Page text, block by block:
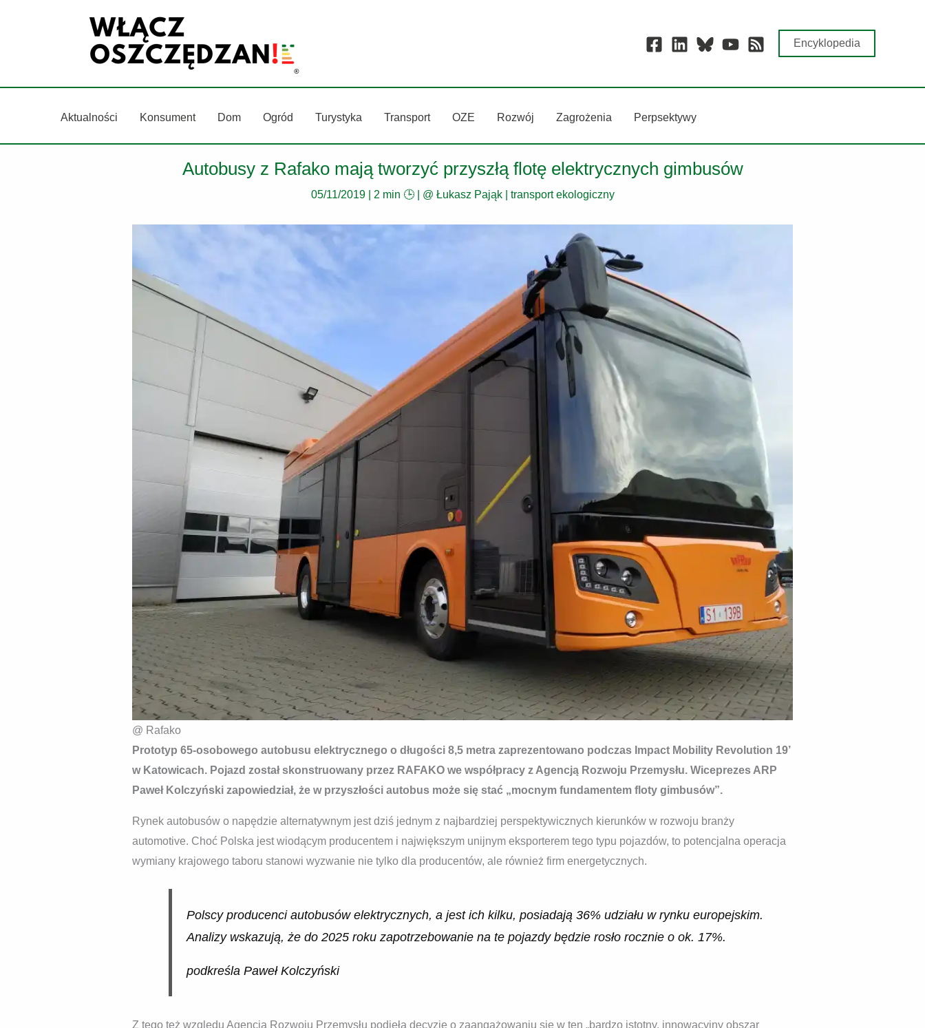
Encyklopedia
Aktualności Konsument Dom Ogród Turystyka Transport OZE Rozwój Zagrożenia Perpsektywy
Autobusy z Rafako mają tworzyć przyszłą flotę elektrycznych gimbusów
05/11/2019 2 min 🕒| @ Łukasz Pająk transport ekologiczny
@ Rafako
Prototyp 65-osobowego autobusu elektrycznego o długości 8,5 metra zaprezentowano podczas Impact Mobility Revolution 19’
w Katowicach. Pojazd został skonstruowany przez RAFAKO we współpracy z Agencją Rozwoju Przemysłu. Wiceprezes ARP
Paweł Kolczyński zapowiedział, że w przyszłości autobus może się stać „mocnym fundamentem floty gimbusów”.
Rynek autobusów o napędzie alternatywnym jest dziś jednym z najbardziej perspektywicznych kierunków w rozwoju branży
automotive. Choć Polska jest wiodącym producentem i największym unijnym eksporterem tego typu pojazdów, to potencjalna operacja
wymiany krajowego taboru stanowi wyzwanie nie tylko dla producentów, ale również firm energetycznych.
Polscy producenci autobusów elektrycznych, a jest ich kilku, posiadają 36% udziału w rynku europejskim.
Analizy wskazują, że do 2025 roku zapotrzebowanie na te pojazdy będzie rosło rocznie o ok. 17%.
podkreśla Paweł Kolczyński
Z tego też względu Agencja Rozwoju Przemysłu podjęła decyzje o zaangażowaniu się w ten „bardzo istotny, innowacyjny obszar